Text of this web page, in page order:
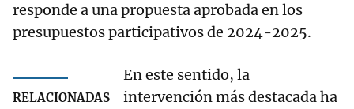
responde a una propuesta aprobada en los
presupuestos participativos de 2024-2025.
RELACIONADAS
En este sentido, la
intervención más destacada ha